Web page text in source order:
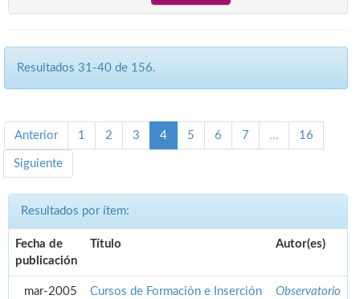
Resultados 31-40 de 156.
Anterior 1 2 3 4 5 6 7 ... 16
Siguiente
Resultados por ítem:
Fecha de
publicación
Título Autor(es)
mar-2005
Cursos de Formación e Inserción
Observatorio